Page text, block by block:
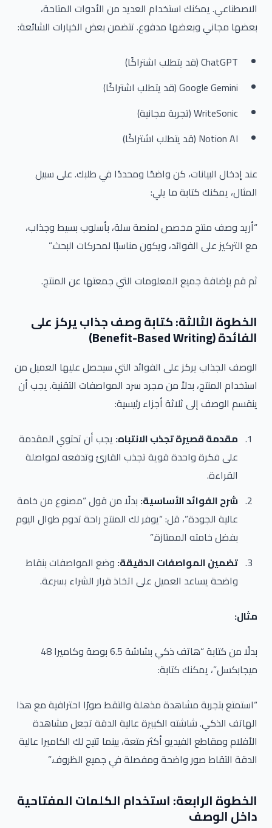
الاصطناعي. يمكنك استخدام العديد من الأدوات المتاحة،
بعضها مجاني وبعضها مدفوع. تتضمن بعض الخيارات الشائعة:
ChatGPT (قد يتطلب اشتراكًا)
Google Gemini (قد يتطلب اشتراكًا)
WriteSonic (تجربة مجانية)
Notion AI (قد يتطلب اشتراكًا)
عند إدخال البيانات، كن واضحًا ومحددًا في طلبك. على سبيل
المثال، يمكنك كتابة ما يلي:
“أريد وصف منتج مخصص لمنصة سلة، بأسلوب بسيط وجذاب،
مع التركيز على الفوائد، ويكون مناسبًا لمحركات البحث.”
ثم قم بإضافة جميع المعلومات التي جمعتها عن المنتج.
الخطوة الثالثة: كتابة وصف جذاب يركز على
الفائدة (Benefit-Based Writing)
الوصف الجذاب يركز على الفوائد التي سيحصل عليها العميل من
استخدام المنتج، بدلاً من مجرد سرد المواصفات التقنية. يجب أن
ينقسم الوصف إلى ثلاثة أجزاء رئيسية:
مقدمة قصيرة تجذب الانتباه: يجب أن تحتوي المقدمة
على فكرة واحدة قوية تجذب القارئ وتدفعه لمواصلة
القراءة.
شرح الفوائد الأساسية: بدلًا من قول “مصنوع من خامة
عالية الجودة”، قل: “يوفر لك المنتج راحة تدوم طوال اليوم
بفضل خامته الممتازة.”
تضمين المواصفات الدقيقة: وضع المواصفات بنقاط
واضحة يساعد العميل على اتخاذ قرار الشراء بسرعة.
مثال:
بدلًا من كتابة “هاتف ذكي بشاشة 6.5 بوصة وكاميرا 48
ميجابكسل”، يمكنك كتابة:
“استمتع بتجربة مشاهدة مذهلة والتقط صورًا احترافية مع هذا
الهاتف الذكي. شاشته الكبيرة عالية الدقة تجعل مشاهدة
الأفلام ومقاطع الفيديو أكثر متعة، بينما تتيح لك الكاميرا عالية
الدقة التقاط صور واضحة ومفصلة في جميع الظروف.”
الخطوة الرابعة: استخدام الكلمات المفتاحية
داخل الوصف